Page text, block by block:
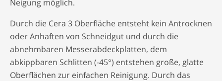
Neigung möglich.
Durch die Cera 3 Oberfläche entsteht kein Antrocknen
oder Anhaften von Schneidgut und durch die
abnehmbaren Messerabdeckplatten, dem
abkippbaren Schlitten (-45°) entstehen große, glatte
Oberflächen zur einfachen Reinigung. Durch das